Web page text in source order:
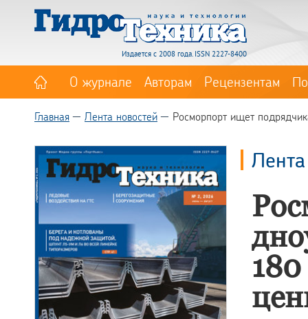
Издается с 2008 года. ISSN 2227-8400
О журнале Авторам Рецензентам
Главная Лента новостей Росморпорт ищет